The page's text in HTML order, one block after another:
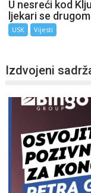
U nesreći kod
ljekari se
USK Vijesti
Izdvojeni